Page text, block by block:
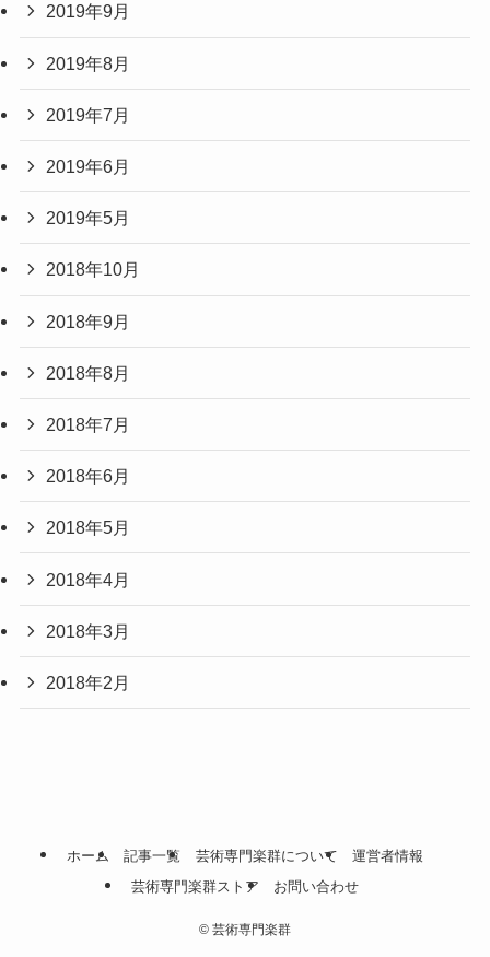
2019年9月
2019年8月
2019年7月
2019年6月
2019年5月
2018年10月
2018年9月
2018年8月
2018年7月
2018年6月
2018年5月
2018年4月
2018年3月
2018年2月
ホーム 記事一覧 芸術専門楽群について
運営者情報
芸術専門楽群ストア
お問い合わせ
© 芸術専門楽群